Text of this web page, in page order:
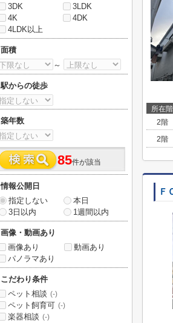
所在階
2階
2階
Ｆ
3DK
3LDK
4K
4DK
4LDK以上
面積
～
駅からの徒歩
築年数
85件が該当
情報公開日
指定しない
本日
3日以内
1週間以内
画像・動画あり
画像あり
動画あり
パノラマあり
こだわり条件
ペット相談 (-)
ペット飼育可 (-)
楽器相談 (-)